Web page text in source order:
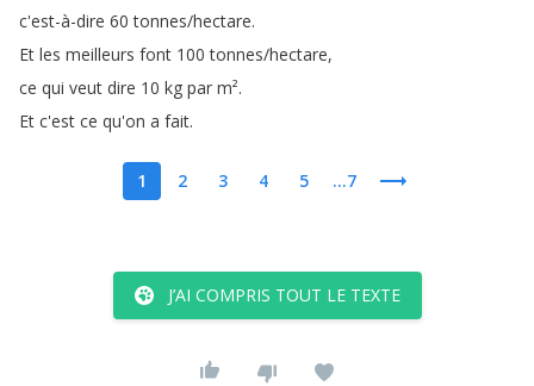
c'est-à-dire 60tonnes/hectare.
Et les meilleurs font 100tonnes/hectare,
ce qui veut dire 10 kg par m².
Et c'est ce qu'on a fait.
1 2 3 4 5 ...7
J’AI COMPRIS TOUT LE TEXTE